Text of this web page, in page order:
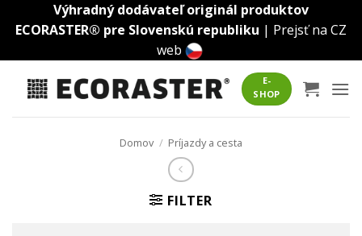
Výhradný dodávateľ originál produktov
ECORASTER® pre Slovenskú republiku | Prejsť na CZ
web
E-
SHOP
Domov / Príjazdy a cesta
FILTER